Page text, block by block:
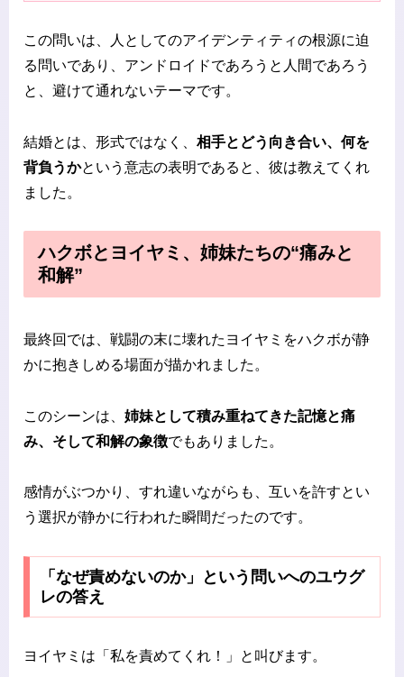
この問いは、人としてのアイデンティティの根源に迫
る問いであり、アンドロイドであろうと人間であろう
と、避けて通れないテーマです。
結婚とは、形式ではなく、 相手とどう向き合い、何を
背負うかという意志の表明であると、彼は教えてくれ
ました。
ハクボとヨイヤミ、姉妹たちの“痛みと
和解”
最終回では、戦闘の末に壊れたヨイヤミをハクボが静
かに抱きしめる場面が描かれました。
このシーンは、 姉妹として積み重ねてきた記憶と痛
み、そして和解の象徴でもありました。
感情がぶつかり、すれ違いながらも、互いを許すとい
う選択が静かに行われた瞬間だったのです。
「なぜ責めないのか」という問いへのユウグ
レの答え
ヨイヤミは「私を責めてくれ！」と叫びます。